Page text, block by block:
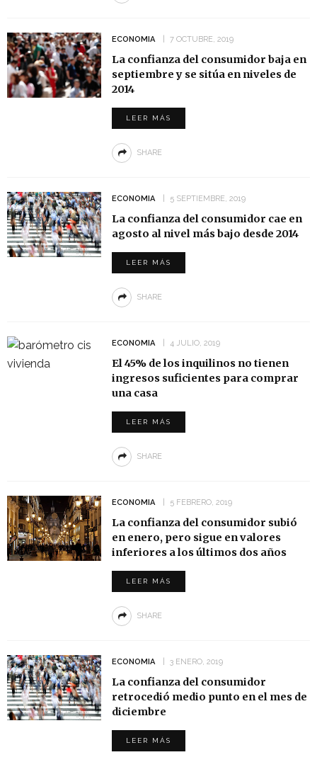
ECONOMIA 7 OCTUBRE, 2019
La confianza del consumidor baja en
septiembre y se sitúa en niveles de
2014
LEER MÁS
SHARE
ECONOMIA 5 SEPTIEMBRE, 2019
La confianza del consumidor cae en
agosto al nivel más bajo desde 2014
LEER MÁS
SHARE
ECONOMIA 4 JULIO, 2019
El 45% de los inquilinos no tienen
ingresos suficientes para comprar
una casa
LEER MÁS
SHARE
ECONOMIA 5 FEBRERO, 2019
La confianza del consumidor subió
en enero, pero sigue en valores
inferiores a los últimos dos años
LEER MÁS
SHARE
ECONOMIA 3 ENERO, 2019
La confianza del consumidor
retrocedió medio punto en el mes de
diciembre
LEER MÁS